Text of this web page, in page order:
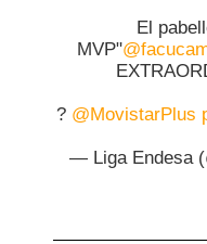
El
MVP"
? @MovistarPlus
— Liga Endesa